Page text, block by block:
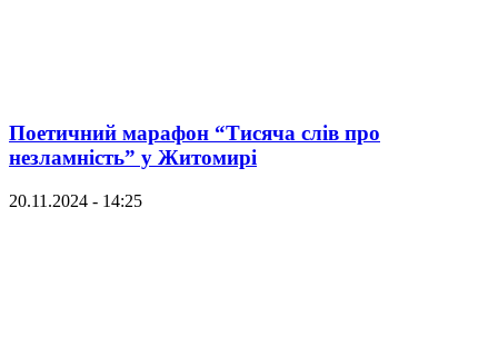
Поетичний марафон “Тисяча слів про
незламність” у Житомирі
20.11.2024 - 14:25